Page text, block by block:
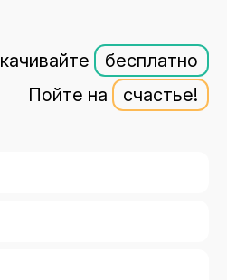
бесплатно
Пойте на
счастье!